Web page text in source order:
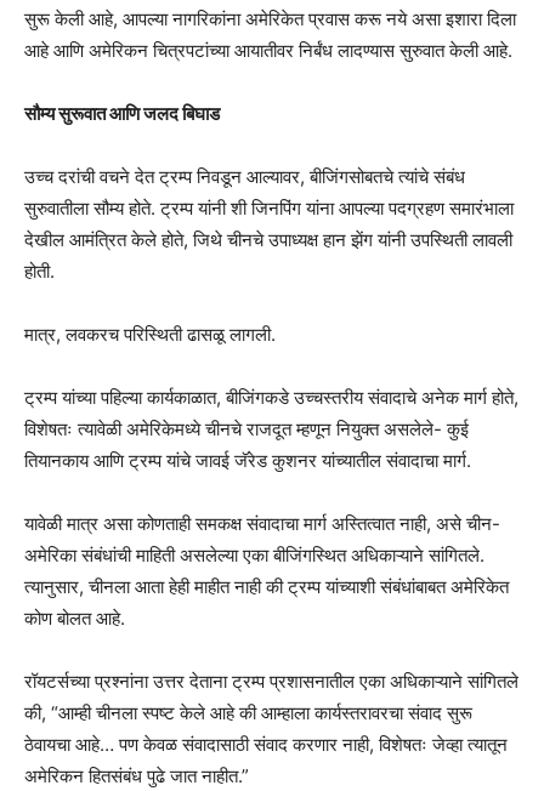
सुरू केली आहे, आपल्या नागरिकांना अमेरिकेत प्रवास करू नये असा इशारा दिला
आहे आणि अमेरिकन चित्रपटांच्या आयातीवर निर्बंध लादण्यास सुरुवात केली आहे.
सौम्य सुरूवात आणि जलद बिघाड
उच्च दरांची वचने देत ट्रम्प निवडून आल्यावर, बीजिंगसोबतचे त्यांचे संबंध
सुरुवातीला सौम्य होते. ट्रम्प यांनी शी जिनपिंग यांना आपल्या पदग्रहण समारंभाला
देखील आमंत्रित केले होते, जिथे चीनचे उपाध्यक्ष हान झेंग यांनी उपस्थिती लावली
होती.
मात्र, लवकरच परिस्थिती ढासळू लागली.
ट्रम्प यांच्या पहिल्या कार्यकाळात, बीजिंगकडे उच्चस्तरीय संवादाचे अनेक मार्ग होते,
विशेषतः त्यावेळी अमेरिकेमध्ये चीनचे राजदूत म्हणून नियुक्त असलेले- कुई
तियानकाय आणि ट्रम्प यांचे जावई जॅरेड कुशनर यांच्यातील संवादाचा मार्ग.
यावेळी मात्र असा कोणताही समकक्ष संवादाचा मार्ग अस्तित्वात नाही, असे चीन-
अमेरिका संबंधांची माहिती असलेल्या एका बीजिंगस्थित अधिकाऱ्याने सांगितले.
त्यानुसार, चीनला आता हेही माहीत नाही की ट्रम्प यांच्याशी संबंधांबाबत अमेरिकेत
कोण बोलत आहे.
रॉयटर्सच्या प्रश्नांना उत्तर देताना ट्रम्प प्रशासनातील एका अधिकाऱ्याने सांगितले
की, “आम्ही चीनला स्पष्ट केले आहे की आम्हाला कार्यस्तरावरचा संवाद सुरू
ठेवायचा आहे… पण केवळ संवादासाठी संवाद करणार नाही, विशेषतः जेव्हा त्यातून
अमेरिकन हितसंबंध पुढे जात नाहीत.”